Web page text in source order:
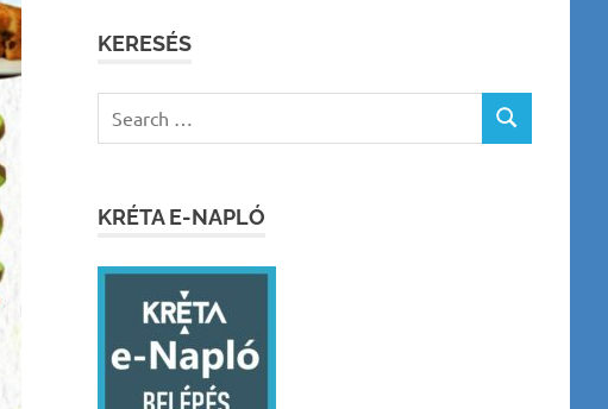
KERESÉS
for:
SEARCH
KRÉTA E-NAPLÓ